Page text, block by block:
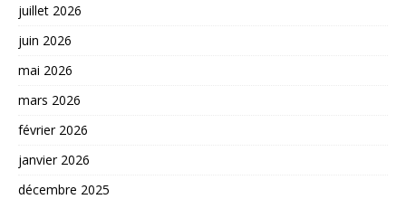
juillet 2026
juin 2026
mai 2026
mars 2026
février 2026
janvier 2026
décembre 2025